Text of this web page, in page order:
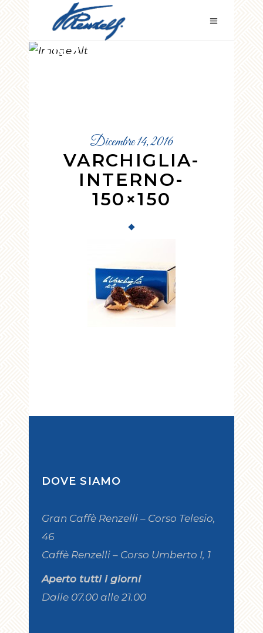
VARCHIGLIA-
INTERNO-
Dicembre 14, 2016
VARCHIGLIA-
INTERNO-
150×150
DOVE SIAMO
Gran Caffè Renzelli – Corso Telesio,
46
Caffè Renzelli – Corso Umberto I, 1
Aperto tutti i giorni
Dalle 07.00 alle 21.00